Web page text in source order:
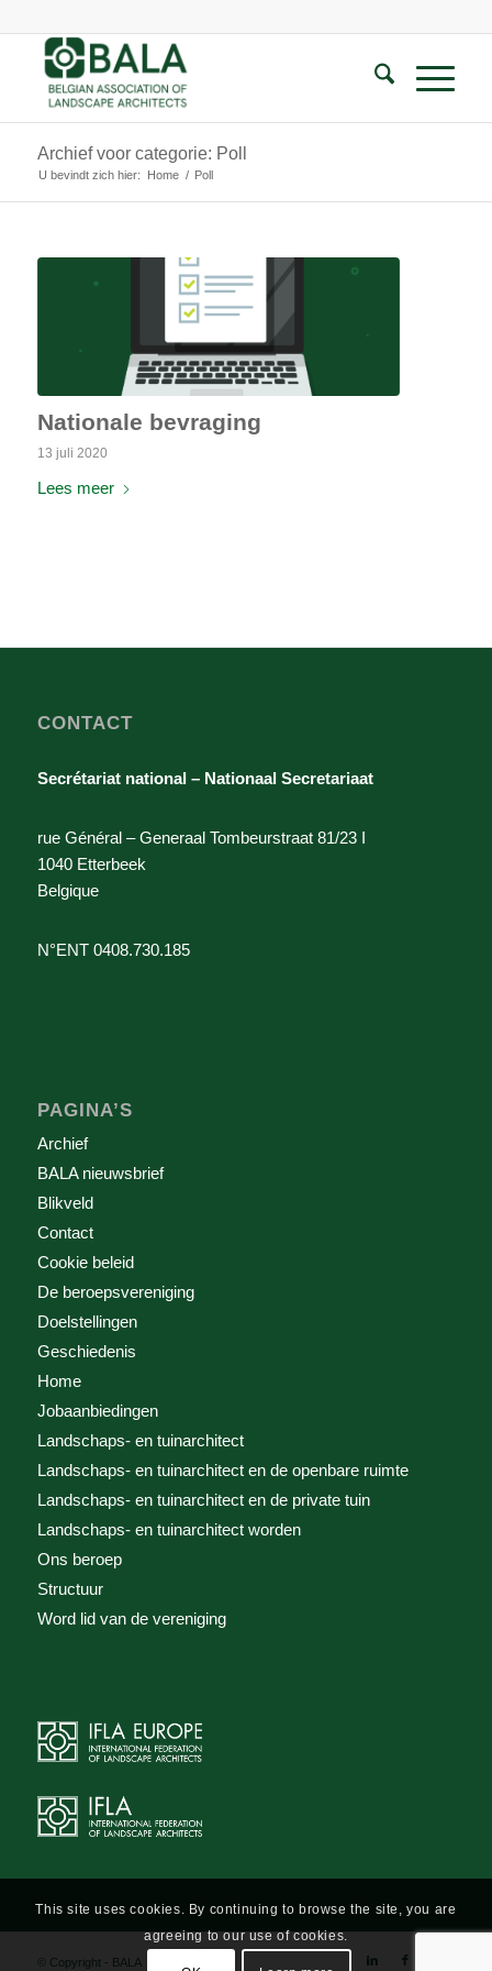
Archief voor categorie: Poll
U bevindt zich hier: Home / Poll
Nationale bevraging
13 juli 2020
Lees meer
CONTACT
Secrétariat national – Nationaal Secretariaat
rue Général – Generaal Tombeurstraat 81/23 I
1040 Etterbeek
Belgique
N°ENT 0408.730.185
PAGINA’S
Archief
BALA nieuwsbrief
Blikveld
Contact
Cookie beleid
De beroepsvereniging
Doelstellingen
Geschiedenis
Home
Jobaanbiedingen
Landschaps- en tuinarchitect
Landschaps- en tuinarchitect en de openbare ruimte
Landschaps- en tuinarchitect en de private tuin
Landschaps- en tuinarchitect worden
Ons beroep
Structuur
Word lid van de vereniging
© Copyright - BALA
This site uses cookies. By continuing to browse the site, you are
agreeing to our use of cookies.